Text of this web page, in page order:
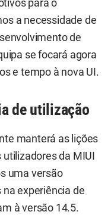
para o
a necessidade de
de
se focará agora
e tempo à nova UI.
de utilização
manterá as lições
da MIUI
uma versão
experiência de
à versão 14.5.